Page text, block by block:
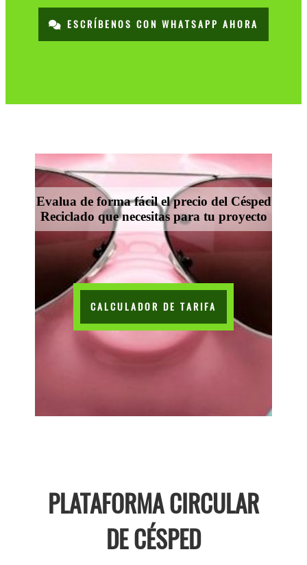
ESCRÍBENOS CON WHATSAPP AHORA
Evalua de forma fácil el precio del Césped
Reciclado que necesitas para tu proyecto
CALCULADOR DE TARIFA
PLATAFORMA CIRCULAR
DE CÉSPED